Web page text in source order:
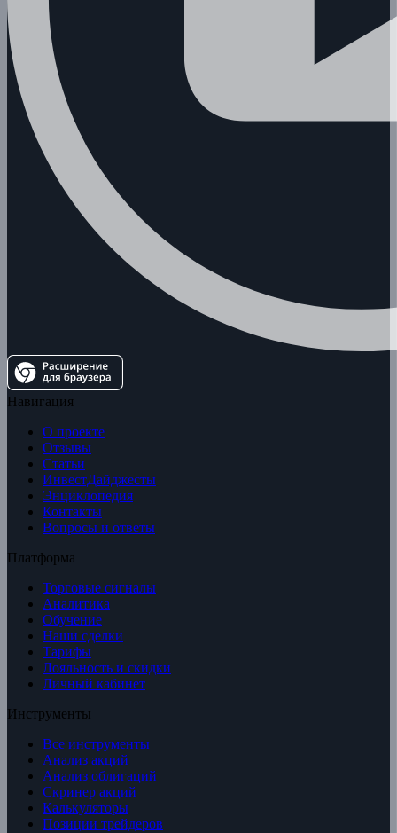
Навигация
О проекте
Отзывы
Статьи
ИнвестДайджесты
Энциклопедия
Контакты
Вопросы и ответы
Платформа
Торговые сигналы
Аналитика
Обучение
Наши сделки
Тарифы
Лояльность и скидки
Личный кабинет
Инструменты
Все инструменты
Анализ акций
Анализ облигаций
Скринер акций
Калькуляторы
Позиции трейдеров